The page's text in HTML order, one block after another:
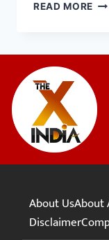
READ MORE
About UsAbout
Disclaimer